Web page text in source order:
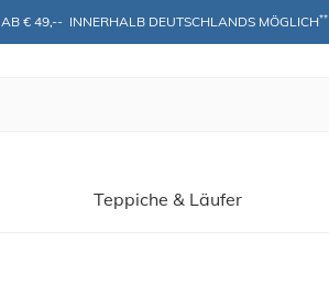
AB € 49,--  INNERHALB DEUTSCHLANDS MÖGLICH**
Teppiche & Läufer